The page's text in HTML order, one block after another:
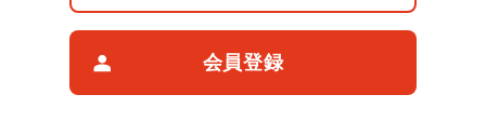
会員登録